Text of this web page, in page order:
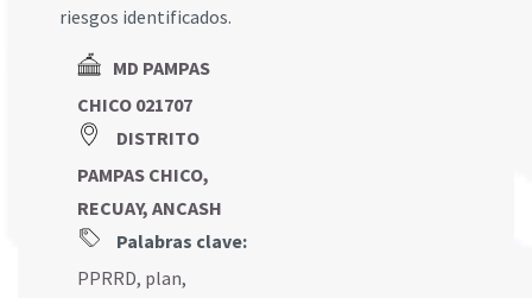
riesgos identificados.
MD PAMPAS
CHICO 021707
DISTRITO
PAMPAS CHICO,
RECUAY, ANCASH
Palabras clave:
PPRRD, plan,